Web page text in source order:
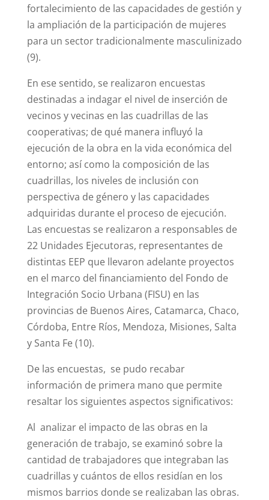
fortalecimiento de las capacidades de gestión y
la ampliación de la participación de mujeres
para un sector tradicionalmente masculinizado
(9).
En ese sentido, se realizaron encuestas
destinadas a indagar el nivel de inserción de
vecinos y vecinas en las cuadrillas de las
cooperativas; de qué manera influyó la
ejecución de la obra en la vida económica del
entorno; así como la composición de las
cuadrillas, los niveles de inclusión con
perspectiva de género y las capacidades
adquiridas durante el proceso de ejecución.
Las encuestas se realizaron a responsables de
22 Unidades Ejecutoras, representantes de
distintas EEP que llevaron adelante proyectos
en el marco del financiamiento del Fondo de
Integración Socio Urbana (FISU) en las
provincias de Buenos Aires, Catamarca, Chaco,
Córdoba, Entre Ríos, Mendoza, Misiones, Salta
y Santa Fe (10).
De las encuestas, se pudo recabar
información de primera mano que permite
resaltar los siguientes aspectos significativos:
Al analizar el impacto de las obras en la
generación de trabajo, se examinó sobre la
cantidad de trabajadores que integraban las
cuadrillas y cuántos de ellos residían en los
mismos barrios donde se realizaban las obras.